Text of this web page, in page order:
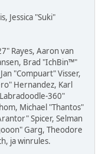
Jessica "Suki"
Rayes, Aaron van
Brad "IchBin™"
"Compuart" Visser,
Hernandez, Karl
360"
Michael "Thantos"
Spicer, Selman
Garg, Theodore
ja winrules.